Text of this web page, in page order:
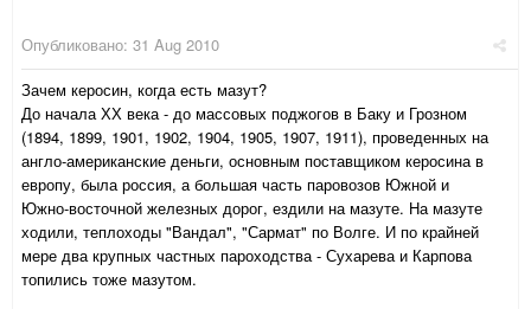
Опубликовано: 31 Aug 2010
Зачем керосин, когда есть мазут?
До начала ХХ века - до массовых поджогов в Баку и Грозном
(1894, 1899, 1901, 1902, 1904, 1905, 1907, 1911), проведенных на
англо-американские деньги, основным поставщиком керосина в
европу, была россия, а большая часть паровозов Южной и
Южно-восточной железных дорог, ездили на мазуте. На мазуте
ходили, теплоходы "Вандал", "Сармат" по Волге. И по крайней
мере два крупных частных пароходства - Сухарева и Карпова
топились тоже мазутом.